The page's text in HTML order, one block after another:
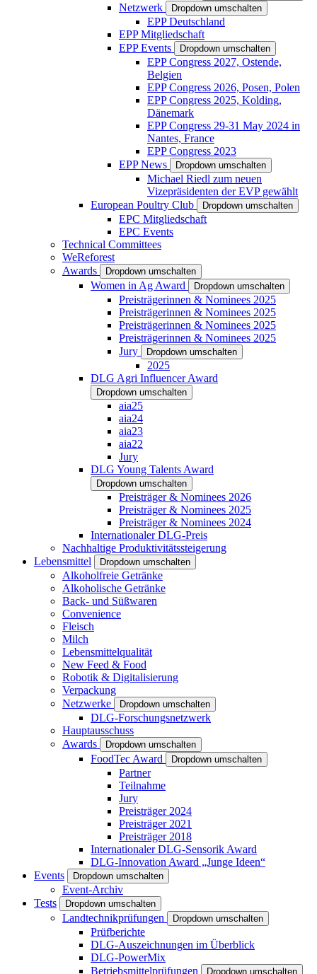
Netzwerk Dropdown umschalten
EPP Deutschland
EPP Mitgliedschaft
EPP Events
Dropdown umschalten
EPP Congress 2027, Ostende,
Belgien
EPP Congress 2026, Posen, Polen
EPP Congress 2025, Kolding,
Dänemark
EPP Congress 29-31 May 2024 in
Nantes, France
EPP Congress 2023
EPP News
Dropdown umschalten
Michael Riedl zum neuen
Vizepräsidenten der EVP gewählt
European Poultry Club
Dropdown umschalten
EPC Mitgliedschaft
EPC Events
Technical Committees
WeReforest
Awards
Dropdown umschalten
Women in Ag Award Dropdown umschalten
Preisträgerinnen & Nominees 2025
Preisträgerinnen & Nominees 2025
Preisträgerinnen & Nominees 2025
Preisträgerinnen & Nominees 2025
Jury
Dropdown umschalten
2025
DLG Agri Influencer Award
Dropdown umschalten
aia25
aia24
aia23
aia22
Jury
DLG Young Talents Award
Dropdown umschalten
Preisträger & Nominees 2026
Preisträger & Nominees 2025
Preisträger & Nominees 2024
Internationaler DLG-Preis
Nachhaltige Produktivitätssteigerung
Lebensmittel
Dropdown umschalten
Alkoholfreie Getränke
Alkoholische Getränke
Back- und Süßwaren
Convenience
Fleisch
Milch
Lebensmittelqualität
New Feed & Food
Robotik & Digitalisierung
Verpackung
Netzwerke
Dropdown umschalten
DLG-Forschungsnetzwerk
Hauptausschuss
Awards
Dropdown umschalten
FoodTec Award Dropdown umschalten
Partner
Teilnahme
Jury
Preisträger 2024
Preisträger 2021
Preisträger 2018
Internationaler DLG-Sensorik Award
DLG-Innovation Award „Junge Ideen“
Events
Dropdown umschalten
Event-Archiv
Tests
Dropdown umschalten
Landtechnikprüfungen Dropdown umschalten
Prüfberichte
DLG-Auszeichnungen im Überblick
DLG-PowerMix
Betriebsmittelprüfungen
Dropdown umschalten